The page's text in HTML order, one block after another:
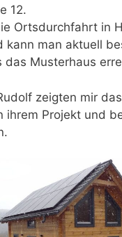
12.
Ortsdurchfahrt in
kann man aktuell
das Musterhaus
zeigten mir
ihrem Projekt und